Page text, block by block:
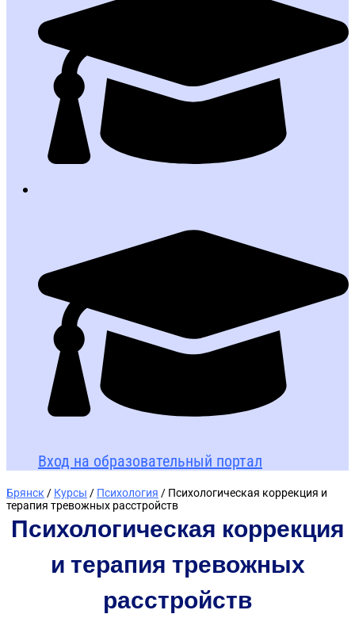
Вход на образовательный портал
Брянск / Курсы / Психология / Психологическая коррекция и
терапия тревожных расстройств
Психологическая коррекция
и терапия тревожных
расстройств